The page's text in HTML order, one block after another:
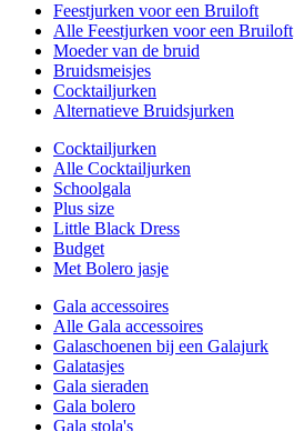
Feestjurken voor een Bruiloft
Alle Feestjurken voor een Bruiloft
Moeder van de bruid
Bruidsmeisjes
Cocktailjurken
Alternatieve Bruidsjurken
Cocktailjurken
Alle Cocktailjurken
Schoolgala
Plus size
Little Black Dress
Budget
Met Bolero jasje
Gala accessoires
Alle Gala accessoires
Galaschoenen bij een Galajurk
Galatasjes
Gala sieraden
Gala bolero
Gala stola's